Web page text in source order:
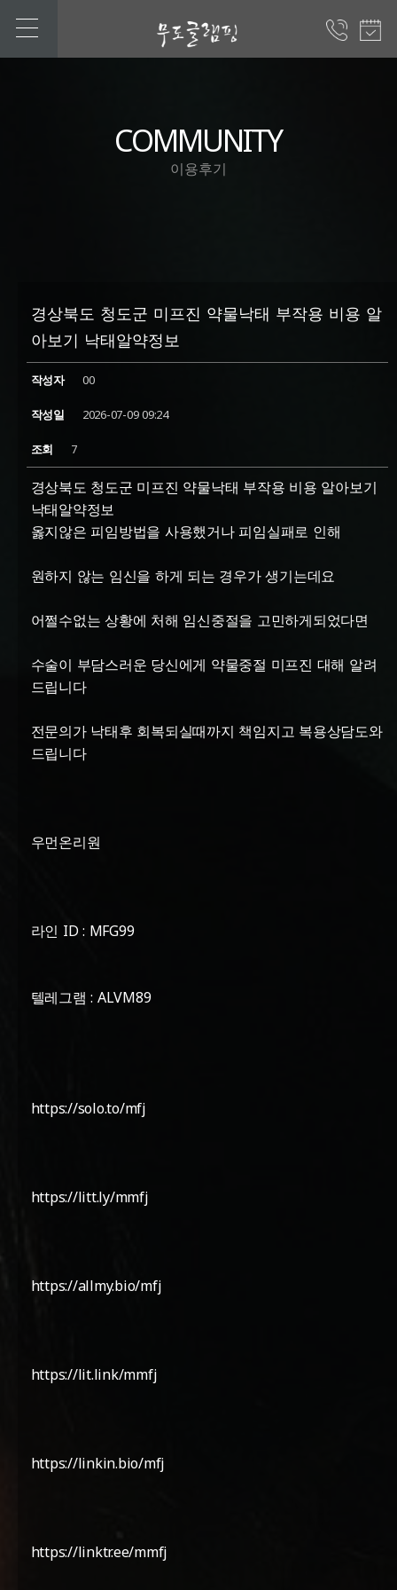
COMMUNITY
이용후기
경상북도 청도군 미프진 약물낙태 부작용 비용 알
아보기 낙­태알약정보
작성자 00
작성일 2026-07-09 09:24
조회 7
경상북도 청도군 미프진 약물낙태 부작용 비용 알아보기
낙­태알약정보
옳지않은 피임방법을 사용했거나 피임실패로 인해
원하지 않는 임신을 하게 되는 경우가 생기는데요
어쩔수없는 상황에 처해 임신중절을 고민하게되었다면
수술이 부담스러운 당신에게 약물중절 미프진 대해 알려
드립니다
전문의가 낙태후 회복되실때까지 책임지고 복용상담도와
드립니다
우먼온리원
라인 ID : MFG99
텔레그램 : ALVM89
https://solo.to/mfj
https://litt.ly/mmfj
https://allmy.bio/mfj
https://lit.link/mmfj
https://linkin.bio/mfj
https://linktr.ee/mmfj